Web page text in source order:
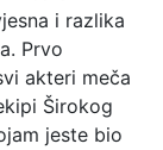
i razlika
Prvo
akteri meča
Širokog
jeste bio